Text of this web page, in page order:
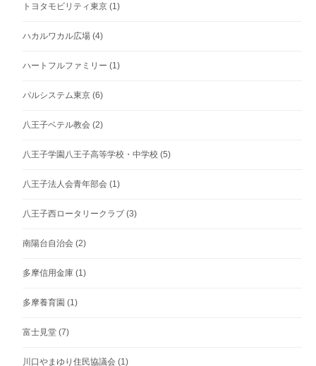
トヨタモビリティ東京 (1)
ハカルワカル広場 (4)
ハートフルファミリー (1)
パルシステム東京 (6)
八王子ベテル教会 (2)
八王子学園八王子高等学校・中学校 (5)
八王子法人会青年部会 (1)
八王子西ロータリークラブ (3)
南陽台自治会 (2)
多摩信用金庫 (1)
多摩養育園 (1)
富士見堂 (7)
川口やまゆり住民協議会 (1)